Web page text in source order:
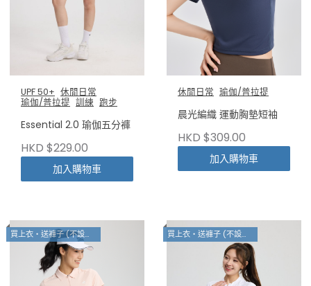
UPF 50+ 休閒日常
瑜伽/普拉提 訓練 跑步
Essential 2.0 瑜伽五分褲
HKD $229.00
加入購物車
休閒日常 瑜伽/普拉提
晨光編織 運動胸墊短袖
HKD $309.00
加入購物車
買上衣・送褲子 (不設退換) 買上衣・送褲子 (不設退換)